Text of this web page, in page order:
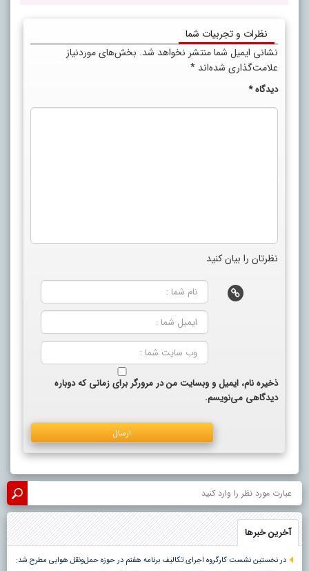
نظرات و تجربیات شما
نشانی ایمیل شما منتشر نخواهد شد. بخش‌های موردنیاز
علامت‌گذاری شده‌اند *
دیدگاه*
نظرتان را بیان کنید
ذخیره نام، ایمیل و وبسایت من در مرورگر برای زمانی که دوباره
دیدگاهی می‌نویسم.
آخرین خبرها
در نخستین نشست کارگروه اجرای تکالیف برنامه هفتم در حوزه حمل‌ونقل هوایی مطرح شد: